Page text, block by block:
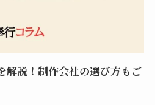
解説！制作会社の選び方もご